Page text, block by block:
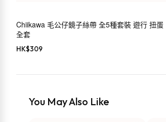
Chiikawa 毛公仔鏡子絲帶 全5種套裝 遊行 扭蛋
全套
HK$309
You May Also Like